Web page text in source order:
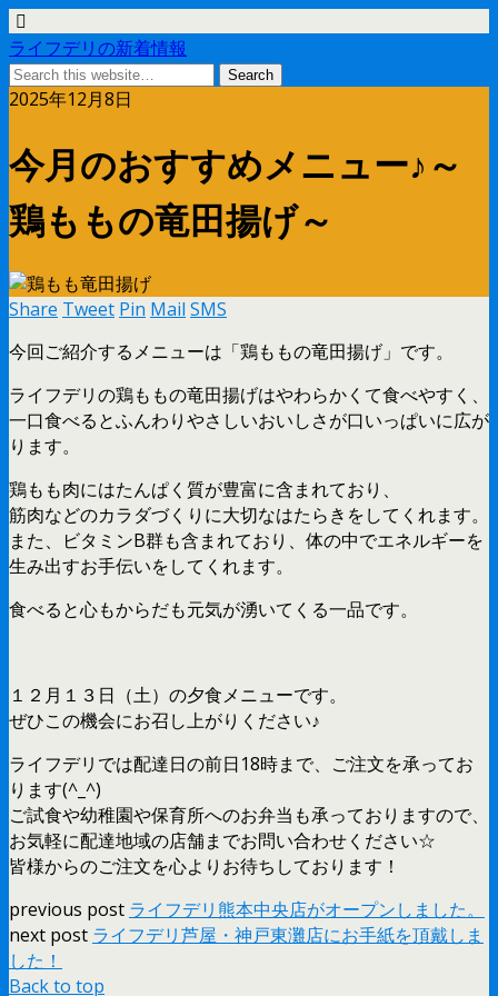
ライフデリの新着情報
2025年12月8日
今月のおすすめメニュー♪～
鶏ももの竜田揚げ～
Share Tweet Pin Mail SMS
今回ご紹介するメニューは「鶏ももの竜田揚げ」です。
ライフデリの鶏ももの竜田揚げはやわらかくて食べやすく、
一口食べるとふんわりやさしいおいしさが口いっぱいに広が
ります。
鶏もも肉にはたんぱく質が豊富に含まれており、
筋肉などのカラダづくりに大切なはたらきをしてくれます。
また、ビタミンB群も含まれており、体の中でエネルギーを
生み出すお手伝いをしてくれます。
食べると心もからだも元気が湧いてくる一品です。
１２月１３日（土）の夕食メニューです。
ぜひこの機会にお召し上がりください♪
ライフデリでは配達日の前日18時まで、ご注文を承ってお
ります(^_^)
ご試食や幼稚園や保育所へのお弁当も承っておりますので、
お気軽に配達地域の店舗までお問い合わせください☆
皆様からのご注文を心よりお待ちしております！
previous post ライフデリ熊本中央店がオープンしました。
next post ライフデリ芦屋・神戸東灘店にお手紙を頂戴しま
した！
Back to top